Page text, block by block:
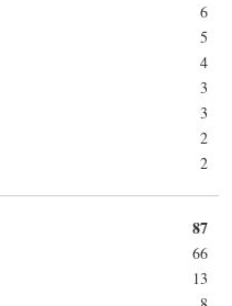
6
5
4
3
3
2
2
87
66
13